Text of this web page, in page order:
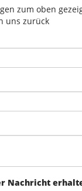
zum oben
uns zurück
Nachricht